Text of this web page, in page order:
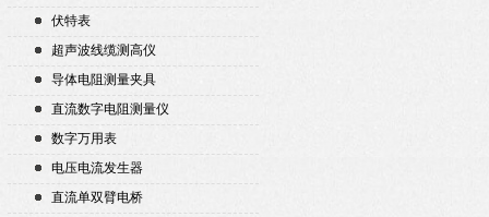
伏特表
超声波线缆测高仪
导体电阻测量夹具
直流数字电阻测量仪
数字万用表
电压电流发生器
直流单双臂电桥